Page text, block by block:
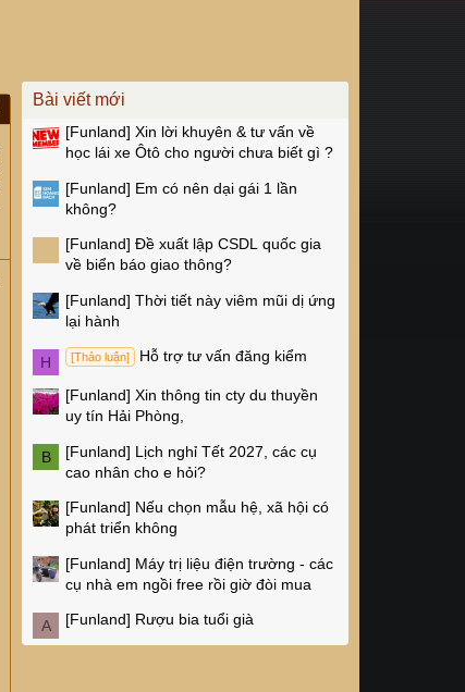
Bài viết mới
[Funland] Xin lời khuyên & tư vấn về
học lái xe Ôtô cho người chưa biết gì ?
[Funland] Em có nên dại gái 1 lần
không?
[Funland] Đề xuất lập CSDL quốc gia
về biển báo giao thông?
[Funland] Thời tiết này viêm mũi dị ứng
lại hành
H [Thảo luận] Hỗ trợ tư vấn đăng kiểm
[Funland] Xin thông tin cty du thuyền
uy tín Hải Phòng,
B [Funland] Lịch nghỉ Tết 2027, các cụ
cao nhân cho e hỏi?
[Funland] Nếu chọn mẫu hệ, xã hội có
phát triển không
[Funland] Máy trị liệu điện trường - các
cụ nhà em ngồi free rồi giờ đòi mua
A [Funland] Rượu bia tuổi già